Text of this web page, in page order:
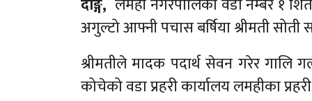
दाङ्ग, लमही नगरपालिका वडा नम्बर १
अगुल्टो आफ्नी पचास बर्षिया श्रीमती सोती
श्रीमतीले मादक पदार्थ सेवन गरेर
कोचेको वडा प्रहरी कार्यालय लमहीका